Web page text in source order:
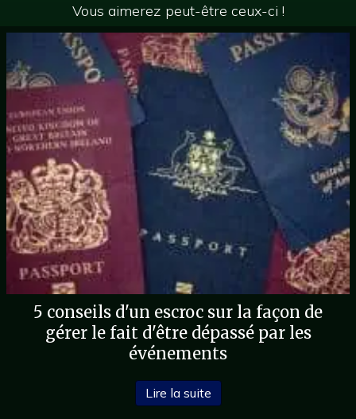
Vous aimerez peut-être ceux-ci !
5 conseils d'un escroc sur la façon de
gérer le fait d'être dépassé par les
événements
Lire la suite